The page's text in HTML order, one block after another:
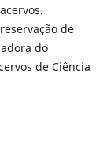
de
do
de Ciência